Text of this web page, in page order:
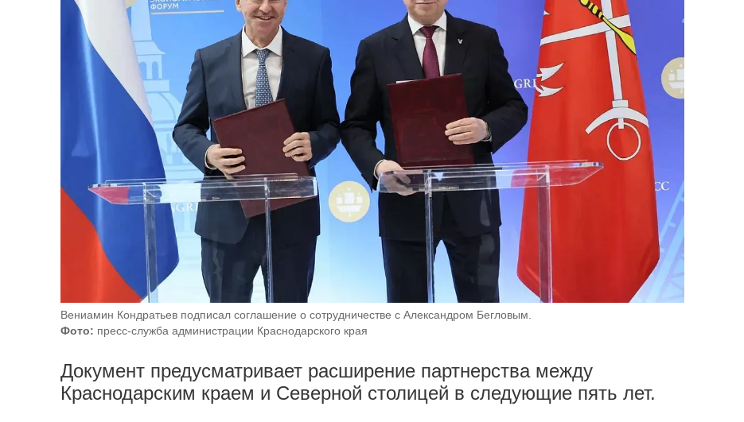
Вениамин Кондратьев подписал соглашение о сотрудничестве с Александром Бегловым.
Фото: пресс-служба администрации Краснодарского края
Документ предусматривает расширение партнерства между
Краснодарским краем и Северной столицей в следующие пять лет.